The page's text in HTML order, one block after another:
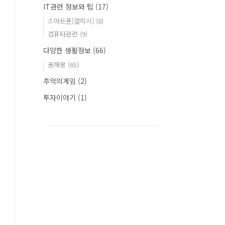
IT관련 정보와 팁 (17)
스마트폰[갤럭시] (8)
컴퓨터관련 (9)
다양한 생활정보 (66)
꿈해몽 (65)
추억의게임 (2)
투자이야기 (1)